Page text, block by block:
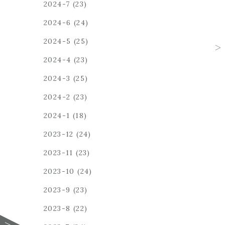
2024-7 (23)
2024-6 (24)
2024-5 (25)
2024-4 (23)
2024-3 (25)
2024-2 (23)
2024-1 (18)
2023-12 (24)
2023-11 (23)
2023-10 (24)
2023-9 (23)
2023-8 (22)